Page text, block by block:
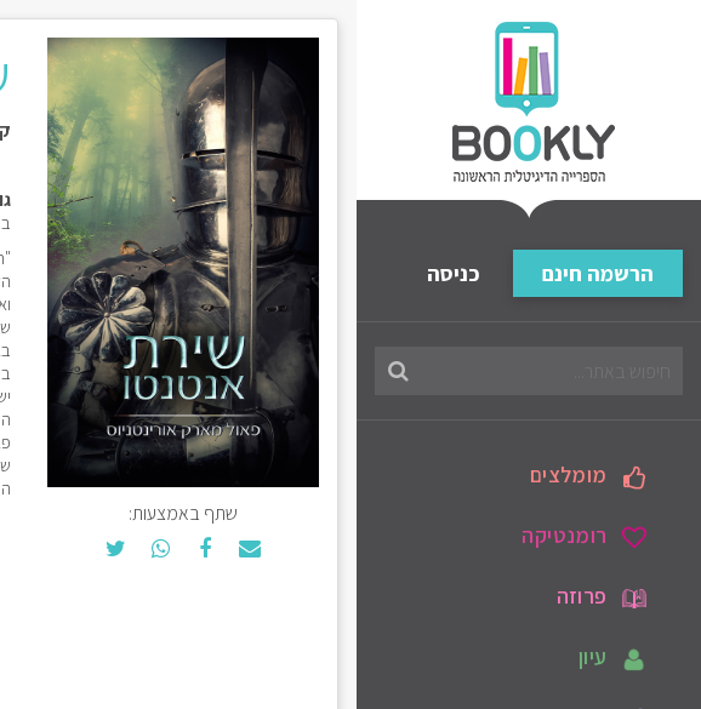
הרשמה חינם כניסה
מומלצים
רומנטיקה
פרוזה
עיון
שתף באמצעות: